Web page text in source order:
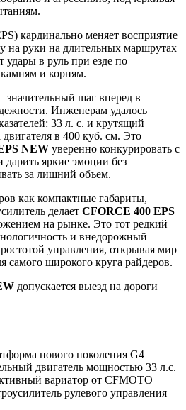
кардинально меняет восприятие
на руки на длительных маршрутах
в руль при езде по
и корням.
шаг вперед в
Инженерам удалось
33 л. с. и крутящий
в 400 куб. см. Это
NEW уверенно конкурировать с
дарить яркие эмоции без
за лишний объем.
как компактные габариты,
делает CFORCE 400 EPS
на рынке. Это тот редкий
и внедорожный
управления, открывая мир
самого широкого круга райдеров.
допускается выезд на дороги
нового поколения G4
двигатель мощностью 33 л.с.
вариатор от CFMOTO
рулевого управления